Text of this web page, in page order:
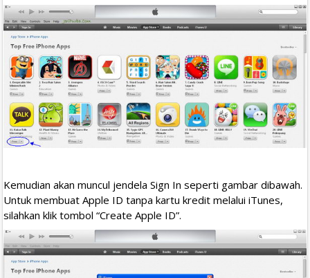
Kemudian akan muncul jendela Sign In seperti gambar dibawah.
Untuk membuat Apple ID tanpa kartu kredit melalui iTunes,
silahkan klik tombol “Create Apple ID”.